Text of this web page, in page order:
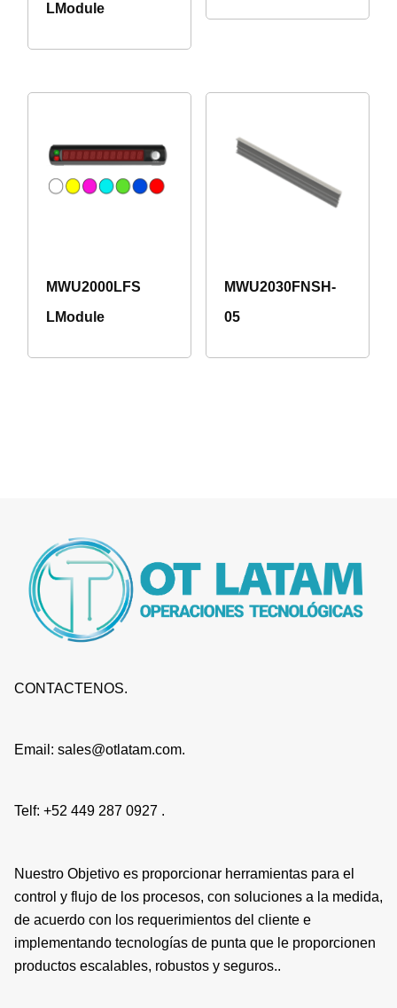
LModule
MWU2000LFS
LModule
MWU2030FNSH-
05
CONTACTENOS.
Email: sales@otlatam.com.
Telf: +52 449 287 0927 .
Nuestro Objetivo es proporcionar herramientas para el
control y flujo de los procesos, con soluciones a la medida,
de acuerdo con los requerimientos del cliente e
implementando tecnologías de punta que le proporcionen
productos escalables, robustos y seguros..